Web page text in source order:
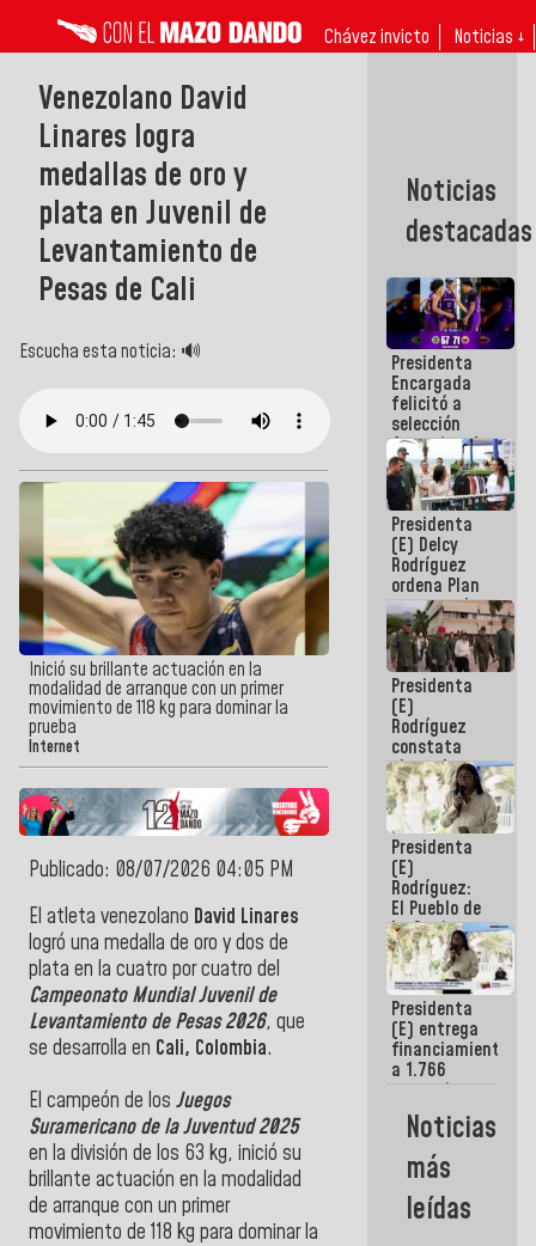
Chávez invicto Noticias ↓
Venezolano David
Linares logra
medallas de oro y
plata en Juvenil de
Levantamiento de
Pesas de Cali
Escucha esta noticia: 🔊
Inició su brillante actuación en la
modalidad de arranque con un primer
movimiento de 118 kg para dominar la
prueba
Internet
Publicado: 08/07/2026 04:05 PM
El atleta venezolano David Linares
logró una medalla de oro y dos de
plata en la cuatro por cuatro del
Campeonato Mundial Juvenil de
Levantamiento de Pesas 2026, que
se desarrolla en Cali, Colombia.
El campeón de los Juegos
Suramericano de la Juventud 2025
en la división de los 63 kg, inició su
brillante actuación en la modalidad
de arranque con un primer
movimiento de 118 kg para dominar la
Noticias
destacadas
Presidenta
Encargada
felicitó a
selección
femenina de
baloncesto
por su
clasificación
a la
AmeriCup
2027
Presidenta
(E) Delcy
Rodríguez
ordena Plan
maestro de
desarrollo
logístico y
turístico
para La
Guaira
Presidenta
(E)
Rodríguez
constata
obras de
rehabilitación
de Escuela
Militar de
Mamo en La
Guaira
Presidenta
(E)
Rodríguez:
El Pueblo de
La Guaira
siempre
estará
acompañada
por el
Gobierno
Nacional
Presidenta
(E) entrega
financiamientos
a 1.766
comerciantes
emprendedores
afectados
por
terremotos
Noticias
más
leídas